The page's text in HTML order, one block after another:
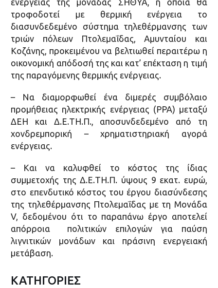
ενέργειας της μονάδας ΣΗΘΥΑ, η οποία θα
τροφοδοτεί με θερμική ενέργεια το
διασυνδεδεμένο σύστημα τηλεθέρμανσης των
τριών πόλεων Πτολεμαΐδας, Αμυνταίου και
Κοζάνης, προκειμένου να βελτιωθεί περαιτέρω η
οικονομική απόδοσή της και κατ’ επέκταση η τιμή
της παραγόμενης θερμικής ενέργειας.
– Να διαμορφωθεί ένα διμερές συμβόλαιο
προμήθειας ηλεκτρικής ενέργειας (PPA) μεταξύ
ΔΕΗ και Δ.Ε.ΤΗ.Π., αποσυνδεδεμένο από τη
χονδρεμπορική – χρηματιστηριακή αγορά
ενέργειας.
– Και να καλυφθεί το κόστος της ίδιας
συμμετοχής της Δ.Ε.ΤΗ.Π. ύψους 9 εκατ. ευρώ,
στο επενδυτικό κόστος του έργου διασύνδεσης
της τηλεθέρμανσης Πτολεμαΐδας με τη Μονάδα
V, δεδομένου ότι το παραπάνω έργο αποτελεί
απόρροια πολιτικών επιλογών για παύση
λιγνιτικών μονάδων και πράσινη ενεργειακή
μετάβαση.
ΚΑΤΗΓΟΡΙΕΣ